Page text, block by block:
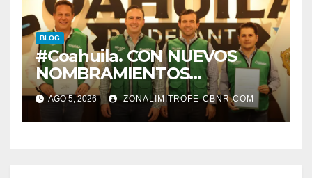
EDUCACION.
BLOG
#Coahuila. CON NUEVOS
NOMBRAMIENTOS
FORTALECE GOBERNADOR
GABINETE
AGO 5, 2026 ZONALIMITROFE-CBNR.COM